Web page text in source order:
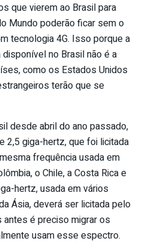
que vierem ao Brasil para
Mundo poderão ficar sem o
tecnologia 4G. Isso porque a
no Brasil não é a
como os Estados Unidos
terão que se
desde abril do ano passado,
2,5 giga-hertz, que foi licitada
frequência usada em
o Chile, a Costa Rica e
hertz, usada em vários
Ásia, deverá ser licitada pelo
antes é preciso migrar os
usam esse espectro.